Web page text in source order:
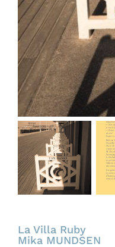
La Villa Ruby
Mika MUNDSEN